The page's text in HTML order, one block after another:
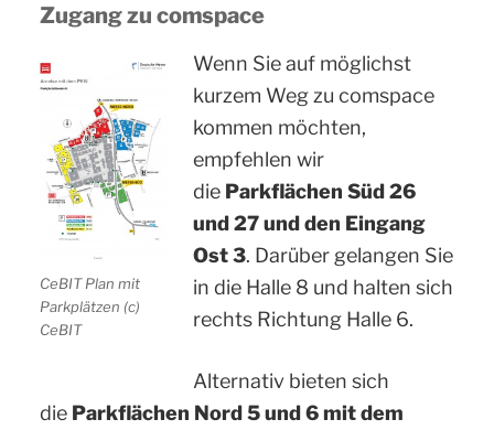
Zugang zu comspace
CeBIT Plan mit
Parkplätzen (c)
CeBIT
Wenn Sie auf möglichst
kurzem Weg zu comspace
kommen möchten,
empfehlen wir
die Parkflächen Süd 26
und 27 und den Eingang
Ost 3. Darüber gelangen Sie
in die Halle 8 und halten sich
rechts Richtung Halle 6.
Alternativ bieten sich
die Parkflächen Nord 5 und 6 mit dem